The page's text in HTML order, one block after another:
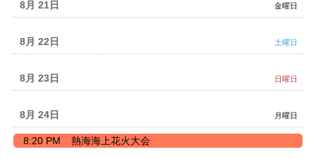
金曜日
8月 21
土曜日
8月 22
日曜日
8月 23
月曜日
8月 24
月8:20 PM 熱海海上花火大会